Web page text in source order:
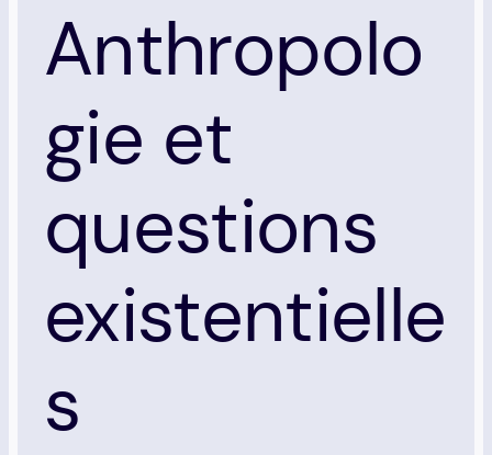
Anthropolo
gie et
questions
existentielle
s